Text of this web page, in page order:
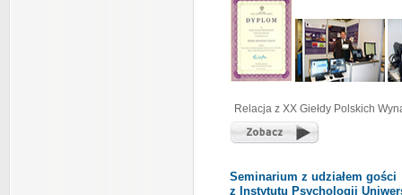
Relacja z XX Giełdy Polskich
Seminarium z udziałem gości
z Instytutu Psychologii